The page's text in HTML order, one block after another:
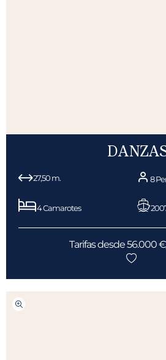
27,50 m. 8
4 Camarotes
Tarifas desde 56.000